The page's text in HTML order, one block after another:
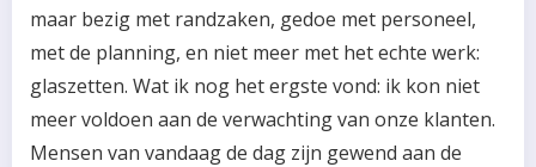
maar bezig met randzaken, gedoe met personeel,
met de planning, en niet meer met het echte werk:
glaszetten. Wat ik nog het ergste vond: ik kon niet
meer voldoen aan de verwachting van onze klanten.
Mensen van vandaag de dag zijn gewend aan de